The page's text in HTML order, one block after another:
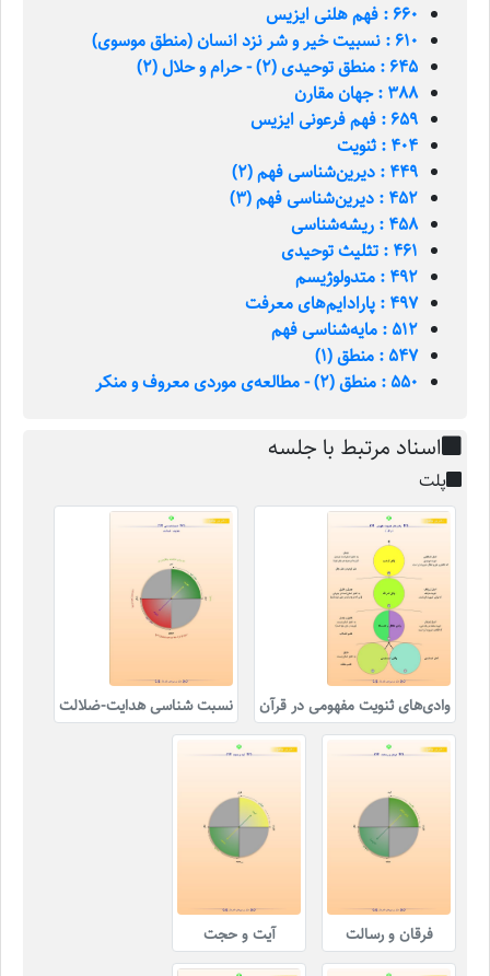
660 : فهم هلنی ایزیس
610 : نسبیت خیر و شر نزد انسان (منطق موسوی)
645 : منطق توحیدی (2) - حرام و حلال (2)
388 : جهان مقارن
659 : فهم فرعونی ایزیس
404 : ثنویت
449 : دیرین‌شناسی فهم (2)
452 : دیرین‌شناسی فهم (3)
458 : ریشه‌شناسی
461 : تثلیث توحیدی
492 : متدولوژیسم
497 : پارادایم‌های معرفت
512 : مایه‌شناسی فهم
547 : منطق (1)
550 : منطق (2) - مطالعه‌ی موردی معروف و منکر
اسناد مرتبط با جلسه
پلت
وادی‌های ثنویت مفهومی در قرآن نسبت شناسی هدایت-ضلالت
فرقان و رسالت آیت و حجت